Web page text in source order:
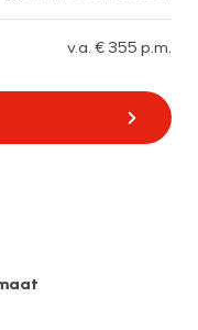
v.a. € 355 p.m.